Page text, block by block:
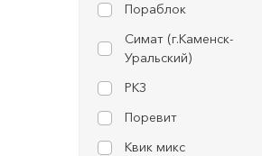
Пораблок
Симат (г.Каменск-
Уральский)
РКЗ
Поревит
Квик микс